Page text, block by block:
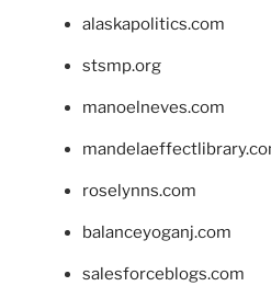
alaskapolitics.com
stsmp.org
manoelneves.com
roselynns.com
balanceyoganj.com
salesforceblogs.com